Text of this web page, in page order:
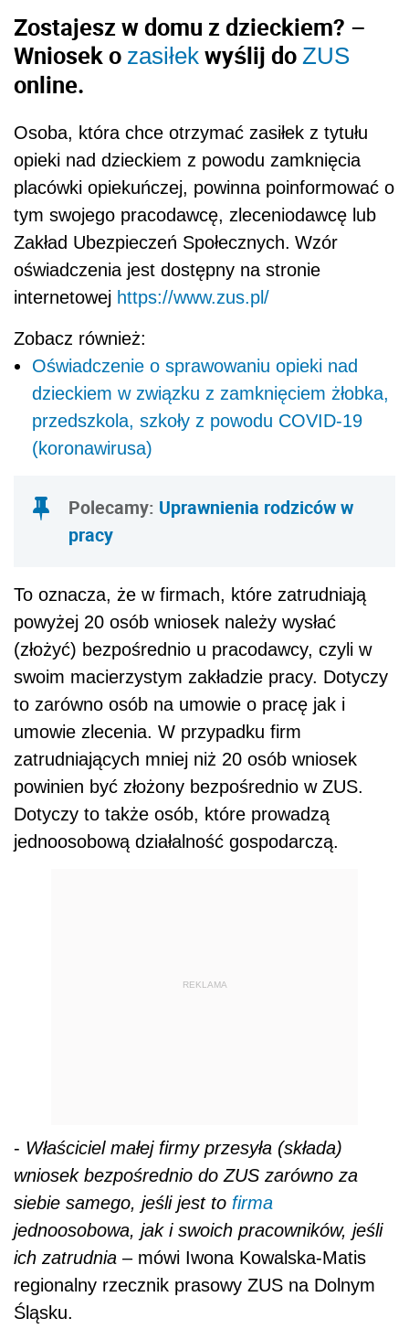
Zostajesz w domu z dzieckiem? –
Wniosek o zasiłek wyślij do ZUS
online.
Osoba, która chce otrzymać zasiłek z tytułu
opieki nad dzieckiem z powodu zamknięcia
placówki opiekuńczej, powinna poinformować o
tym swojego pracodawcę, zleceniodawcę lub
Zakład Ubezpieczeń Społecznych. Wzór
oświadczenia jest dostępny na stronie
internetowej https://www.zus.pl/
Zobacz również:
Oświadczenie o sprawowaniu opieki nad
dzieckiem w związku z zamknięciem żłobka,
przedszkola, szkoły z powodu COVID-19
(koronawirusa)
Polecamy: Uprawnienia rodziców w
pracy
To oznacza, że w firmach, które zatrudniają
powyżej 20 osób wniosek należy wysłać
(złożyć) bezpośrednio u pracodawcy, czyli w
swoim macierzystym zakładzie pracy. Dotyczy
to zarówno osób na umowie o pracę jak i
umowie zlecenia. W przypadku firm
zatrudniających mniej niż 20 osób wniosek
powinien być złożony bezpośrednio w ZUS.
Dotyczy to także osób, które prowadzą
jednoosobową działalność gospodarczą.
REKLAMA
- Właściciel małej firmy przesyła (składa)
wniosek bezpośrednio do ZUS zarówno za
siebie samego, jeśli jest to firma
jednoosobowa, jak i swoich pracowników, jeśli
ich zatrudnia – mówi Iwona Kowalska-Matis
regionalny rzecznik prasowy ZUS na Dolnym
Śląsku.